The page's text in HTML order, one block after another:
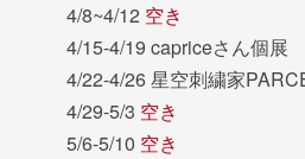
4/8~4/12 空き
4/15-4/19 capriceさん個展
4/22-4/26 星空刺繍家
4/29-5/3 空き
5/6-5/10 空き